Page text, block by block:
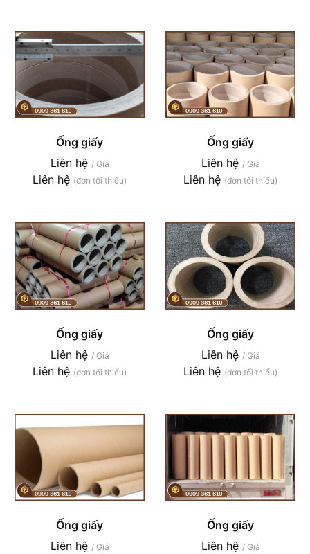
Ống giấy
Liên hệ / Giá
Liên hệ (đơn tối thiểu)
Ống giấy
Liên hệ / Giá
Liên hệ (đơn tối thiểu)
Ống giấy
Liên hệ / Giá
Liên hệ (đơn tối thiểu)
Ống giấy
Liên hệ / Giá
Liên hệ (đơn tối thiểu)
Ống giấy
Liên hệ / Giá
Ống giấy
Liên hệ / Giá